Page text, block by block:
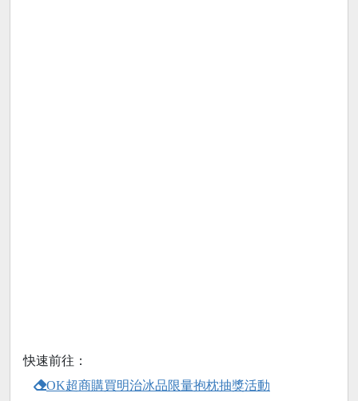
快速前往：
OK超商購買明治冰品限量抱枕抽獎活動